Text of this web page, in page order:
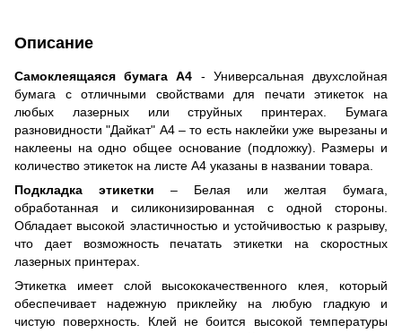
Описание
Самоклеящаяся бумага А4 - Универсальная двухслойная
бумага с отличными свойствами для печати этикеток на
любых лазерных или струйных принтерах. Бумага
разновидности "Дайкат" A4 – то есть наклейки уже вырезаны и
наклеены на одно общее основание (подложку). Размеры и
количество этикеток на листе А4 указаны в названии товара.
Подкладка этикетки – Белая или желтая бумага,
обработанная и силиконизированная с одной стороны.
Обладает высокой эластичностью и устойчивостью к разрыву,
что дает возможность печатать этикетки на скоростных
лазерных принтерах.
Этикетка имеет слой высококачественного клея, который
обеспечивает надежную приклейку на любую гладкую и
чистую поверхность. Клей не боится высокой температуры